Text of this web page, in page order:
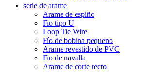
serie de arame
Arame de espiño
Fío tipo U
Loop Tie Wire
Fío de bobina pequeno
Arame revestido de PVC
Fío de navalla
Arame de corte recto